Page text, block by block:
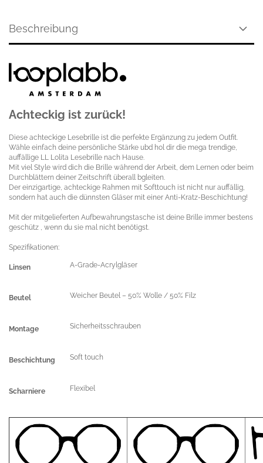
Beschreibung
Achteckig ist zurück!
Diese achteckige Lesebrille ist die perfekte Ergänzung zu jedem Outfit.
Wähle einfach deine persönliche Stärke ubd hol dir die mega trendige,
auffällige LL Lolita Lesebrille nach Hause.
Mit viel Style wird dich die Brille während der Arbeit, dem Lernen oder beim
Durchblättern deiner Zeitschrift überall bgleiten.
Der einzigartige, achteckige Rahmen mit Softtouch ist nicht nur auffällig,
sondern hat auch die dünnsten Gläser mit einer Anti-Kratz-Beschichtung!
Mit der mitgelieferten Aufbewahrungstasche ist deine Brille immer bestens
geschütz , wenn du sie mal nicht benötigst.
Spezifikationen:
Linsen A-Grade-Acrylgläser
Beutel Weicher Beutel – 50% Wolle / 50% Filz
Montage Sicherheitsschrauben
Beschichtung Soft touch
Scharniere Flexibel